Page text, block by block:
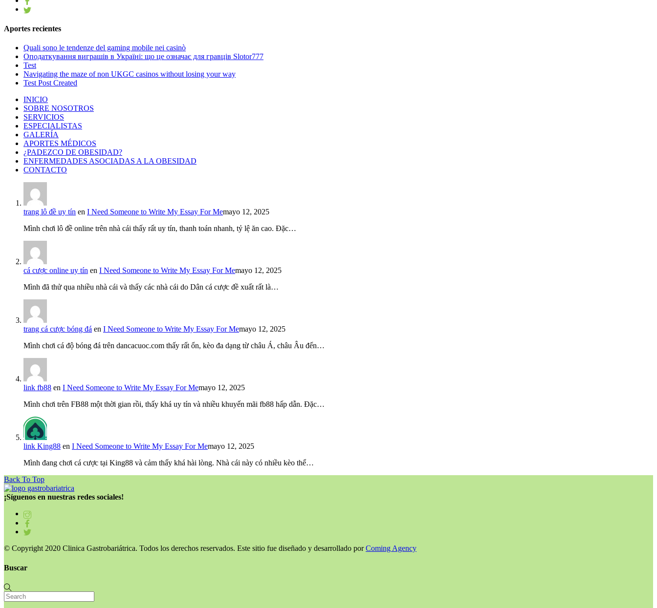
Aportes recientes
Quali sono le tendenze del gaming mobile nei casinò
Оподаткування виграшів в Україні: що це означає для гравців Slotor777
Test
Navigating the maze of non UKGC casinos without losing your way
Test Post Created
INICIO
SOBRE NOSOTROS
SERVICIOS
ESPECIALISTAS
GALERÍA
APORTES MÉDICOS
¿PADEZCO DE OBESIDAD?
ENFERMEDADES ASOCIADAS A LA OBESIDAD
CONTACTO
trang lô đề uy tín en I Need Someone to Write My Essay For Memayo 12, 2025
Mình chơi lô đề online trên nhà cái thấy rất uy tín, thanh toán nhanh, tỷ lệ ăn cao. Đặc…
cá cược online uy tín en I Need Someone to Write My Essay For Memayo 12, 2025
Mình đã thử qua nhiều nhà cái và thấy các nhà cái do Dân cá cược đề xuất rất là…
trang cá cược bóng đá en I Need Someone to Write My Essay For Memayo 12, 2025
Mình chơi cá độ bóng đá trên dancacuoc.com thấy rất ổn, kèo đa dạng từ châu Á, châu Âu đến…
link fb88 en I Need Someone to Write My Essay For Memayo 12, 2025
Mình chơi trên FB88 một thời gian rồi, thấy khá uy tín và nhiều khuyến mãi fb88 hấp dẫn. Đặc…
link King88 en I Need Someone to Write My Essay For Memayo 12, 2025
Mình đang chơi cá cược tại King88 và cảm thấy khá hài lòng. Nhà cái này có nhiều kèo thể…
Back To Top
¡Síguenos en nuestras redes sociales!
© Copyright 2020 Clinica Gastrobariátrica. Todos los derechos reservados. Este sitio fue diseñado y desarrollado porComing Agency
Buscar